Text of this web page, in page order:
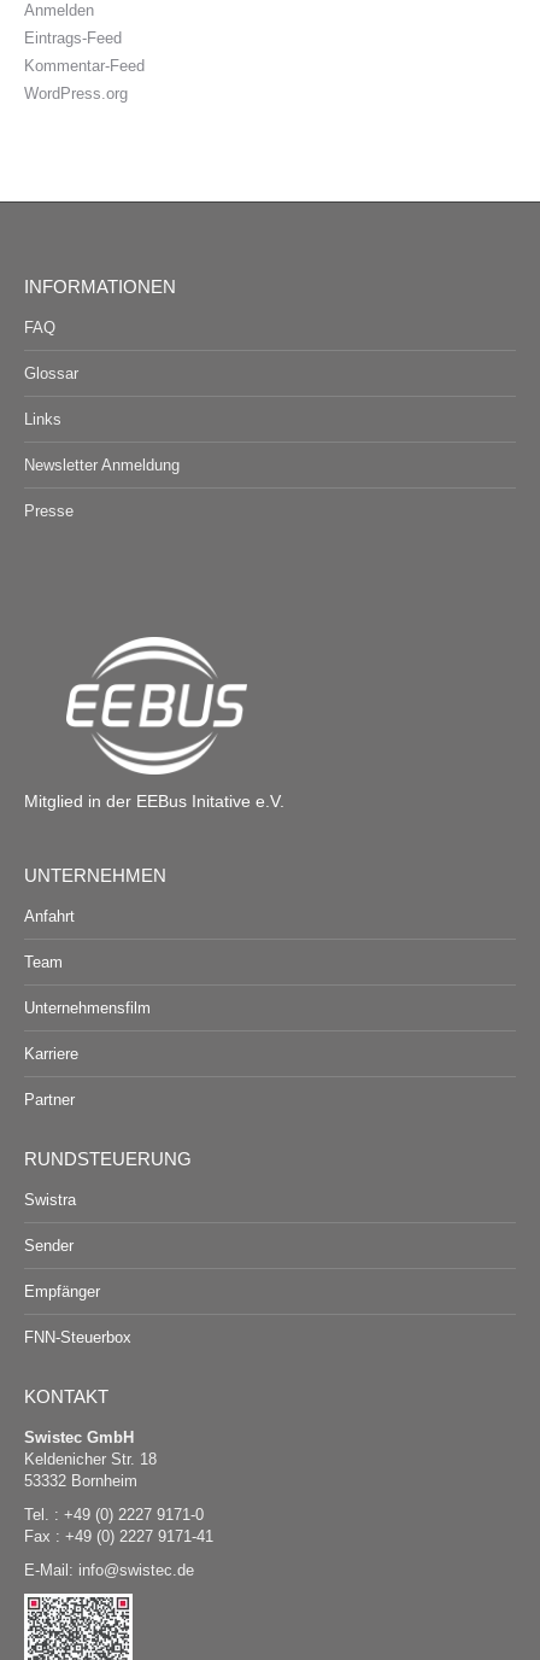
Anmelden
Eintrags-Feed
Kommentar-Feed
WordPress.org
INFORMATIONEN
FAQ
Glossar
Links
Newsletter Anmeldung
Presse
Mitglied in der EEBus Initative e.V.
UNTERNEHMEN
Anfahrt
Team
Unternehmensfilm
Karriere
Partner
RUNDSTEUERUNG
Swistra
Sender
Empfänger
FNN-Steuerbox
KONTAKT
Swistec GmbH
Keldenicher Str. 18
53332 Bornheim
Tel. : +49 (0) 2227 9171-0
Fax : +49 (0) 2227 9171-41
E-Mail:
@swistec.de